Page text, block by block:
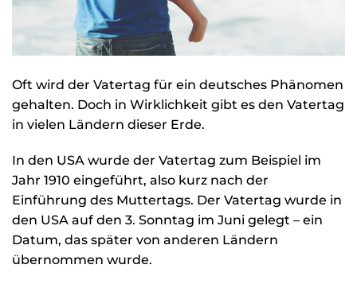
Oft wird der Vatertag für ein deutsches Phänomen
gehalten. Doch in Wirklichkeit gibt es den Vatertag
in vielen Ländern dieser Erde.
In den USA wurde der Vatertag zum Beispiel im
Jahr 1910 eingeführt, also kurz nach der
Einführung des Muttertags. Der Vatertag wurde in
den USA auf den 3. Sonntag im Juni gelegt – ein
Datum, das später von anderen Ländern
übernommen wurde.